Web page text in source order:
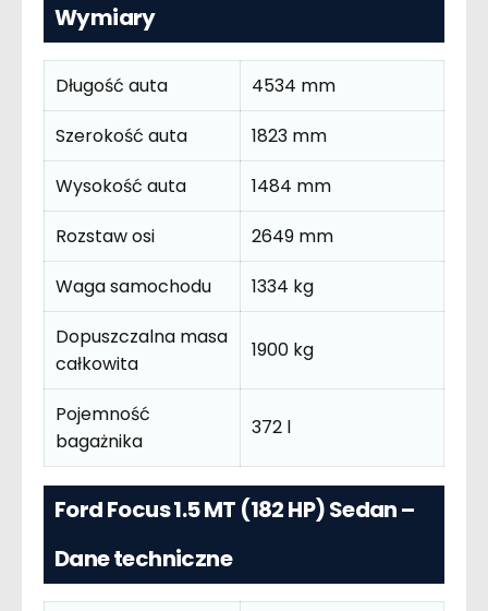
Wymiary
Długość auta
4534 mm
Szerokość auta
1823 mm
Wysokość auta
1484 mm
Rozstaw osi
2649 mm
Waga samochodu
1334 kg
Dopuszczalna masa
całkowita
1900 kg
Pojemność
bagażnika
372 l
Ford Focus 1.5 MT (182 HP) Sedan –
Dane techniczne